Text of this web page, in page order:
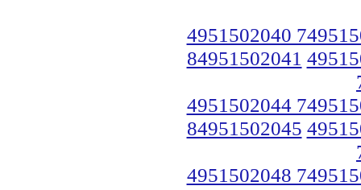
4951502040
84951502041
4951502044
84951502045
4951502048